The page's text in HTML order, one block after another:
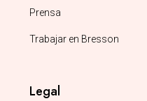
Prensa
Trabajar en Bresson
Legal